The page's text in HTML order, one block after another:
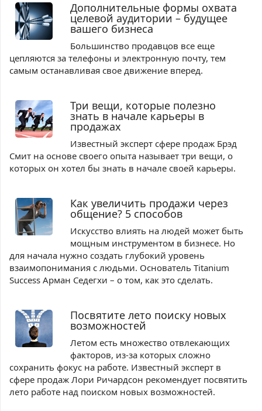
Дополнительные формы охвата
целевой аудитории – будущее
вашего бизнеса
Большинство продавцов все еще
цепляются за телефоны и электронную почту, тем
самым останавливая свое движение вперед.
Три вещи, которые полезно
знать в начале карьеры в
продажах
Известный эксперт сфере продаж Брэд
Смит на основе своего опыта называет три вещи, о
которых он хотел бы знать в начале своей карьеры.
Как увеличить продажи через
общение? 5 способов
Искусство влиять на людей может быть
мощным инструментом в бизнесе. Но
для начала нужно создать глубокий уровень
взаимопонимания с людьми. Основатель Titanium
Success Арман Седегхи – о том, как это сделать.
Посвятите лето поиску новых
возможностей
Летом есть множество отвлекающих
факторов, из-за которых сложно
сохранить фокус на работе. Известный эксперт в
сфере продаж Лори Ричардсон рекомендует посвятить
лето работе над поиском новых возможностей.